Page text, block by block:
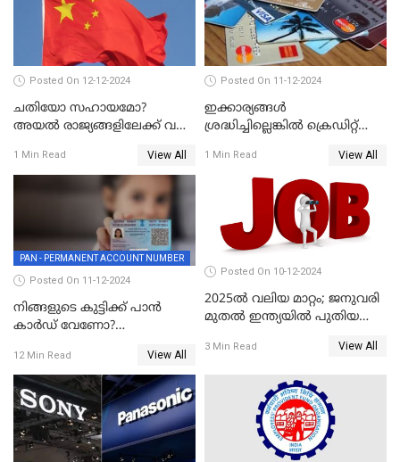
Posted On 12-12-2024
ചതിയോ സഹായമോ?
അയൽ രാജ്യങ്ങളിലേക്ക് വൻ
ചൈന
1 Min Read View All
Posted On 11-12-2024
ഇക്കാര്യങ്ങൾ
ശ്രദ്ധിച്ചില്ലെങ്കിൽ ക്രെഡിറ്റ്
1 Min Read View All
PAN - PERMANENT ACCOUNT NUMBER
Posted On 11-12-2024
നിങ്ങളുടെ കുട്ടിക്ക് പാൻ
കാർഡ് വേണോ?
എങ്ങനെയാണെന്ന് നോക്കാം
12 Min Read View All
Posted On 10-12-2024
2025ൽ വലിയ മാറ്റം; ജനുവരി
മുതൽ ഇന്ത്യയിൽ പുതിയ
3 Min Read View All